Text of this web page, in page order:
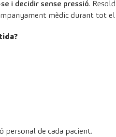
i decidir sense pressió.
mèdic durant tot el
personal de cada pacient.